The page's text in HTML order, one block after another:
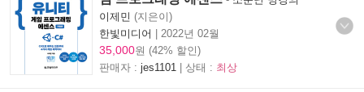
이제민 (지은이)
한빛미디어 | 2022년 02월
35,000원 (42% 할인)
판매자 : jes1101 | 상태 : 최상